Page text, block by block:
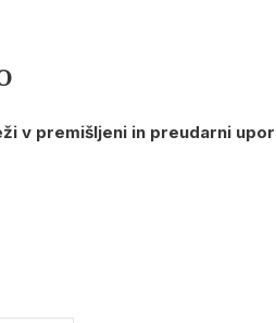
v premišljeni in preudarni